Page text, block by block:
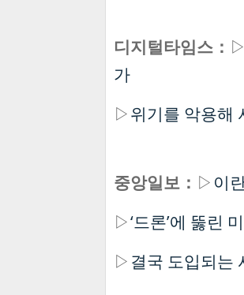
디지털타임스： ▷
가
▷위기를 악용해
중앙일보： ▷ 이
▷‘드론’에 뚫린
▷ 결국 도입되는